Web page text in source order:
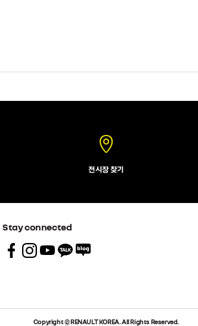
전시장 찾기
Stay connected
Copyright © RENAULT KOREA. All Rights Reserved.